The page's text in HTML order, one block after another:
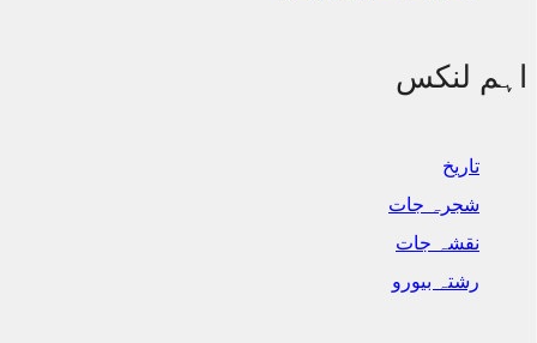
اہم لنکس
تاریخ
شجرہ جات
نقشہ جات
رشتہ بیورو